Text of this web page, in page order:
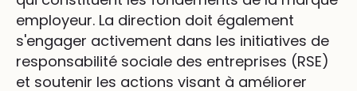
employeur. La direction doit également
s'engager activement dans les initiatives de
responsabilité sociale des entreprises (RSE)
et soutenir les actions visant à améliorer